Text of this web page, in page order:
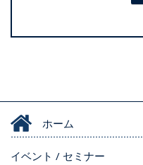
ホーム
イベント / セミナー